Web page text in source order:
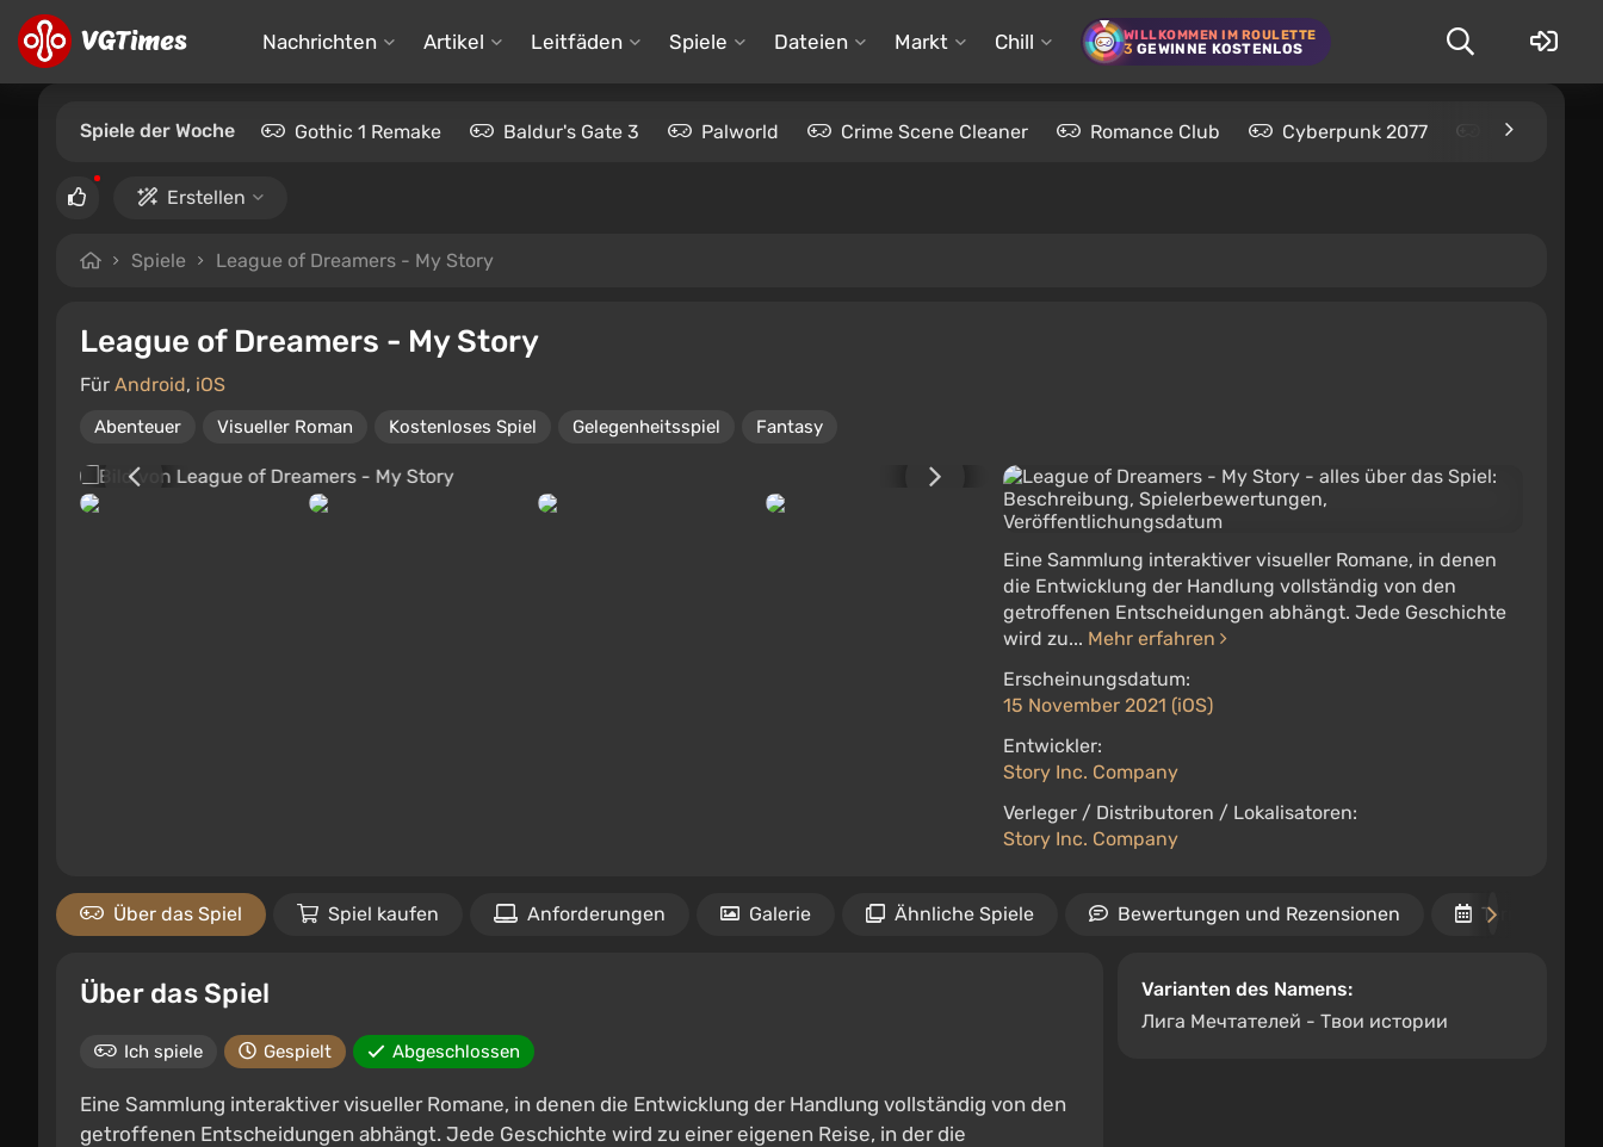
Nachrichten Artikel Leitfäden Spiele Dateien Markt Chill WILLKOMMEN IM ROULETTE
3 GEWINNE KOSTENLOS
Spiele der Woche Gothic 1 Remake Baldur's Gate 3 Palworld Crime Scene Cleaner Romance Club Cyberpunk 2077 Kingdom
Erstellen
Spiele League of Dreamers - My Story
League of Dreamers - My Story
Für Android, iOS
Abenteuer Visueller Roman Kostenloses Spiel Gelegenheitsspiel Fantasy
Eine Sammlung interaktiver visueller Romane, in denen
die Entwicklung der Handlung vollständig von den
getroffenen Entscheidungen abhängt. Jede Geschichte
wird zu... Mehr erfahren
Erscheinungsdatum:
15 November 2021 (iOS)
Entwickler:
Story Inc. Company
Verleger / Distributoren / Lokalisatoren:
Story Inc. Company
Über das Spiel Spiel kaufen Anforderungen Galerie Ähnliche Spiele Bewertungen und Rezensionen Termine
Varianten des Namens:
Лига Мечтателей - Твои истории
Über das Spiel
Ich spiele Gespielt Abgeschlossen
Eine Sammlung interaktiver visueller Romane, in denen die Entwicklung der Handlung vollständig von den
getroffenen Entscheidungen abhängt. Jede Geschichte wird zu einer eigenen Reise, in der die